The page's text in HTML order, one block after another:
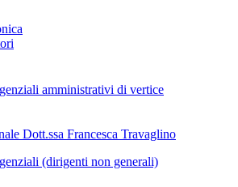
amministrativi di vertice
Dott.ssa Francesca Travaglino
(dirigenti non generali)